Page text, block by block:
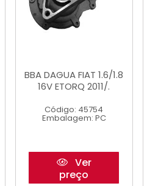
BBA DAGUA FIAT 1.6/1.8
16V ETORQ 2011/.
Código: 45754
Embalagem: PC
Ver
preço